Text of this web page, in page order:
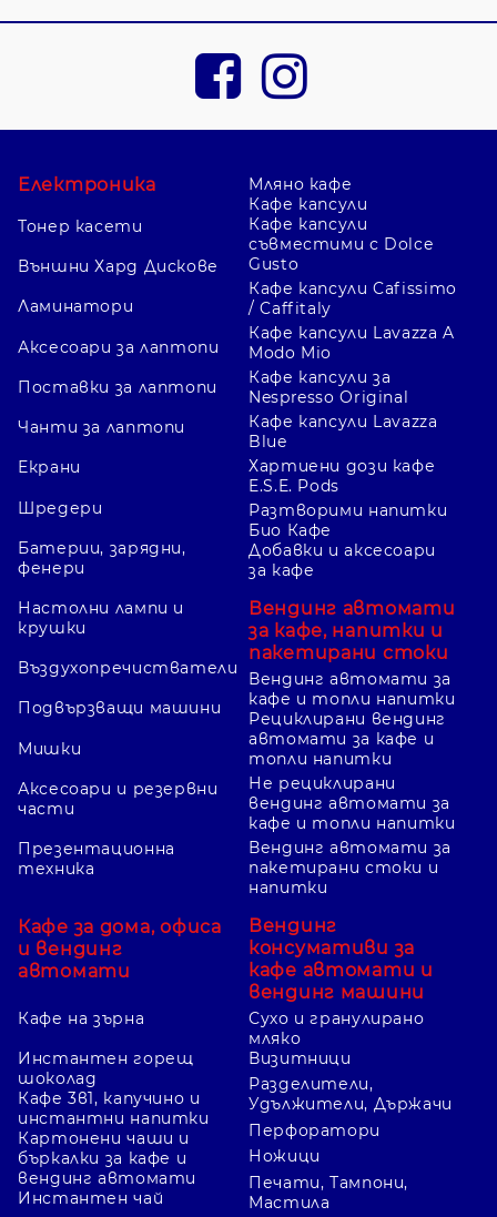
Електроника
Тонер касети
Външни Хард Дискове
Ламинатори
Аксесоари за лаптопи
Поставки за лаптопи
Чанти за лаптопи
Екрани
Шредери
Батерии, зарядни,
фенери
Настолни лампи и
крушки
Въздухопречистватели
Подвързващи машини
Мишки
Аксесоари и резервни
части
Презентационна
техника
Кафе за дома, офиса
и вендинг
автомати
Кафе на зърна
Мляно кафе
Кафе капсули
Кафе капсули
съвместими с Dolce
Gusto
Кафе капсули Cafissimo
/ Caffitaly
Кафе капсули Lavazza A
Modo Mio
Кафе капсули за
Nespresso Original
Кафе капсули Lavazza
Blue
Хартиени дози кафе
E.S.E. Pods
Разтворими напитки
Био Кафе
Добавки и аксесоари
за кафе
Вендинг автомати
за кафе, напитки и
пакетирани стоки
Вендинг автомати за
кафе и топли напитки
Рециклирани вендинг
автомати за кафе и
топли напитки
Не рециклирани
вендинг автомати за
кафе и топли напитки
Вендинг автомати за
пакетирани стоки и
напитки
Вендинг
консумативи за
кафе автомати и
вендинг машини
Сухо и гранулирано
мляко
Инстантен горещ
шоколад
Кафе 3в1, капучино и
инстантни напитки
Картонени чаши и
бъркалки за кафе и
вендинг автомати
Инстантен чай
Визитници
Разделители,
Удължители, Държачи
Перфоратори
Ножици
Печати, Тампони,
Мастила